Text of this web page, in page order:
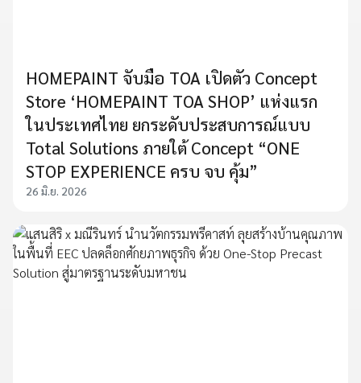
HOMEPAINT จับมือ TOA เปิดตัว Concept
Store ‘HOMEPAINT TOA SHOP’ แห่งแรก
ในประเทศไทย ยกระดับประสบการณ์แบบ
Total Solutions ภายใต้ Concept “ONE
STOP EXPERIENCE ครบ จบ คุ้ม”
26 มิ.ย. 2026